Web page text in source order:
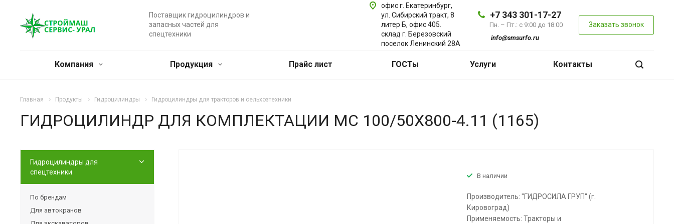
Поставщик гидроцилиндров и
запасных частей для
спецтехники
+7 343 301-17-27
Пн. – Пт.: с 9:00 до 18:00
info@smsurfo.ru
Заказать звонок
офис г. Екатеринбург,
ул. Сибирский тракт, 8
литер Б, офис 405.
склад г. Березовский
поселок Ленинский 28А
Компания Продукция Прайс лист ГОСТы Услуги Контакты
Главная Продукты Гидроцилиндры Гидроцилиндры для тракторов и сельхозтехники
ГИДРОЦИЛИНДР ДЛЯ КОМПЛЕКТАЦИИ МС 100/50Х800-4.11 (1165)
В наличии
Производитель: "ГИДРОСИЛА ГРУП" (г.
Кировоград)
Применяемость: Тракторы и
Гидроцилиндры для
спецтехники
По брендам
Для автокранов